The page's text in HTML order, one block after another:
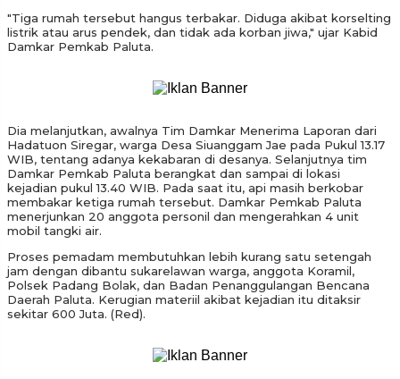
"Tiga rumah tersebut hangus terbakar. Diduga akibat korselting
listrik atau arus pendek, dan tidak ada korban jiwa," ujar Kabid
Damkar Pemkab Paluta.
Dia melanjutkan, awalnya Tim Damkar Menerima Laporan dari
Hadatuon Siregar, warga Desa Siuanggam Jae pada Pukul 13.17
WIB, tentang adanya kekabaran di desanya. Selanjutnya tim
Damkar Pemkab Paluta berangkat dan sampai di lokasi
kejadian pukul 13.40 WIB. Pada saat itu, api masih berkobar
membakar ketiga rumah tersebut. Damkar Pemkab Paluta
menerjunkan 20 anggota personil dan mengerahkan 4 unit
mobil tangki air.
Proses pemadam membutuhkan lebih kurang satu setengah
jam dengan dibantu sukarelawan warga, anggota Koramil,
Polsek Padang Bolak, dan Badan Penanggulangan Bencana
Daerah Paluta. Kerugian materiil akibat kejadian itu ditaksir
sekitar 600 Juta. (Red).